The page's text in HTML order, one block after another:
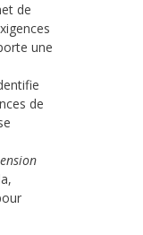
de
une
de